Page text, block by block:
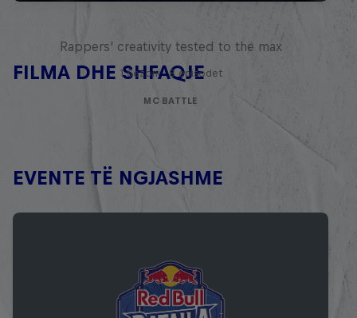
FILMA DHE SHFAQJE
Red Bull Mic Flex
Rappers' creativity tested to the max
1 Sezoni · 8 episodet
MC BATTLE
EVENTE TË NGJASHME